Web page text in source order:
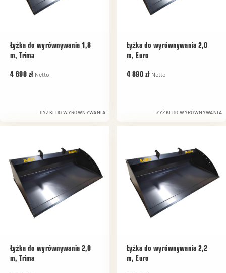
Łyżka do wyrównywania 1,8
m, Trima
4 690 zł Netto
ŁYŻKI DO WYRÓWNYWANIA
Łyżka do wyrównywania 2,0
m, Euro
4 890 zł Netto
ŁYŻKI DO WYRÓWNYWANIA
Łyżka do wyrównywania 2,0
m, Trima
Łyżka do wyrównywania 2,2
m, Euro